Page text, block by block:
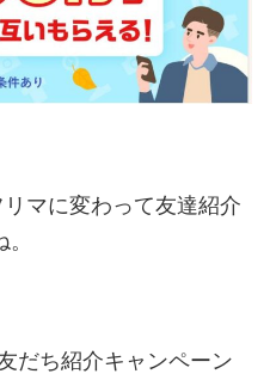
マに変わって友達紹介
だち紹介キャンペーン